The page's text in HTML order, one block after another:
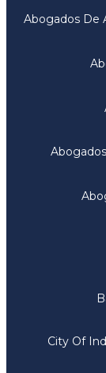
Abogados De
City Of